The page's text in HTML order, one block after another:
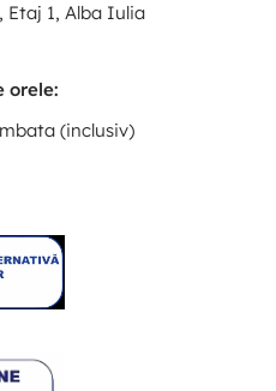
Etaj 1, Alba Iulia
orele:
(inclusiv)